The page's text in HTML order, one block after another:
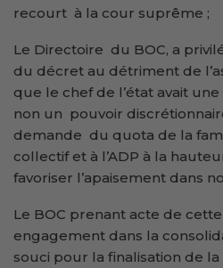
recourt à la cour suprême ;
Le Directoire du BOC, a
du décret au détriment de
que le chef de l’état avait
non un pouvoir
demande du quota de la
collectif et à l’ADP à la
favoriser l’apaisement dans
Le BOC prenant acte de
engagement dans la
souci pour la finalisation de la